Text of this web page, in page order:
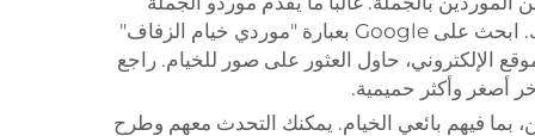
خيامًا بأسعار مخفضة، وبالتالي يمكنك توفير المال. يمكنك العثور على موردي هذه المنتجات عبر الإنترنت أو داخل مجتمعك. ابحث على Google بعبارة "موردي خيام الزفاف"
الإلكتروني، حاول العثور على صور للخيام. راجع
أصغر وأكثر حميمية.
بما فيهم بائعي الخيام. يمكنك التحدث معهم وطرح